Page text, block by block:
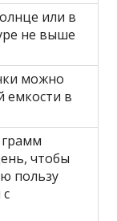
или в
не выше
можно
емкости в
чтобы
пользу